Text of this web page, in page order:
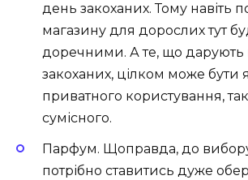
день закоханих. Тому навіть
магазину для дорослих тут
доречними. А те, що дарують
закоханих, цілком може бути
приватного користування, так
сумісного.
Парфум. Щоправда, до
потрібно ставитись дуже